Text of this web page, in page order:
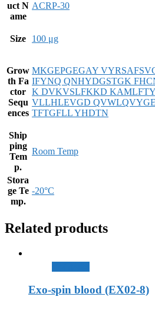
uct N
ame
ACRP-30
Size 100 μg
Grow
th Fa
ctor
Sequ
ences
MKGEPGEGAY
IFYNQ QNHYDGSTGK
K DVKVSLFKKD
VLLHLEVGD
TFTGFLL YHDTN
Ship
ping
Tem
p.
Room Temp
Stora
ge Te
mp.
-20°C
Related products
Exo-spin blood (EX02-8)